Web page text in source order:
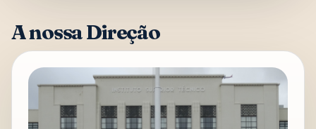
A nossa Direção